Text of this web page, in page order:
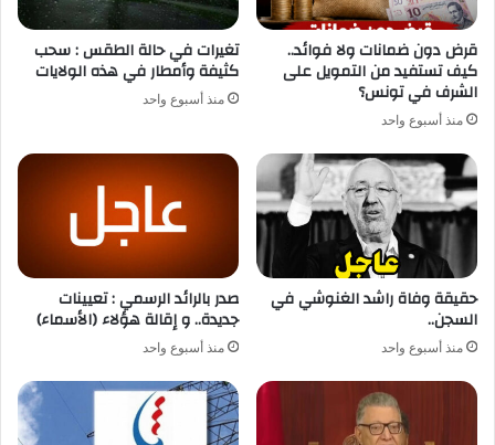
قرض دون ضمانات ولا فوائد..
كيف تستفيد من التمويل على
الشرف في تونس؟
منذ أسبوع واحد
تغيرات في حالة الطقس : سحب
كثيفة وأمطار في هذه الولايات
منذ أسبوع واحد
حقيقة وفاة راشد الغنوشي في
السجن..
منذ أسبوع واحد
صدر بالرائد الرسمي : تعيينات
جديدة.. و إقالة هؤلاء (الأسماء)
منذ أسبوع واحد